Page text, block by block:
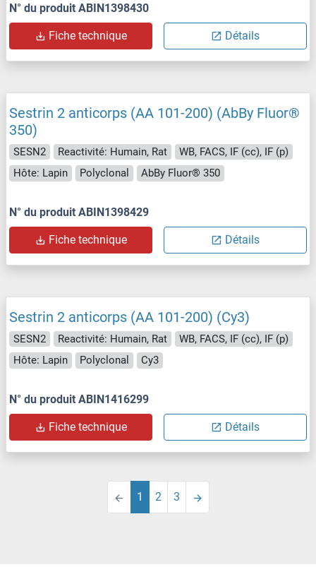
N° du produit ABIN1398430
Fiche technique Détails
Sestrin 2 anticorps (AA 101-200) (AbBy Fluor®
350)
SESN2 Reactivité: Humain, Rat
WB, FACS, IF (cc), IF (p)
Hôte: Lapin
Polyclonal AbBy Fluor® 350
N° du produit ABIN1398429
Fiche technique Détails
Sestrin 2 anticorps (AA 101-200) (Cy3)
SESN2 Reactivité: Humain, Rat
WB, FACS, IF (cc), IF (p)
Hôte: Lapin
Polyclonal Cy3
N° du produit ABIN1416299
Fiche technique Détails
1 2 3